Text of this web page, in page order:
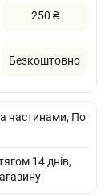
250 ₴
Безкоштовно
частинами, По
14 днів,